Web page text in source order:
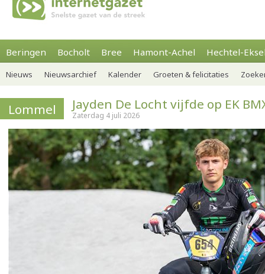
Beringen Bocholt Bree Hamont-Achel Hechtel-
Nieuws Nieuwsarchief Kalender Groeten & felicitaties
Lommel Jayden De Locht vijfde op EK
Zaterdag 4 juli 2026